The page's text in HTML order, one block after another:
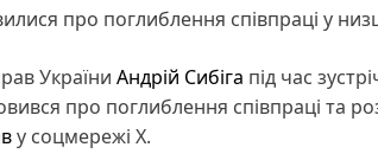
про поглиблення співпраці у
України Андрій Сибіга під час
про поглиблення співпраці та
у соцмережі Х.